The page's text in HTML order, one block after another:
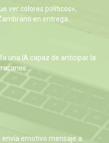
ver colores políticos»,
en entrega...
una IA capaz de anticipar la
envía emotivo mensaje a